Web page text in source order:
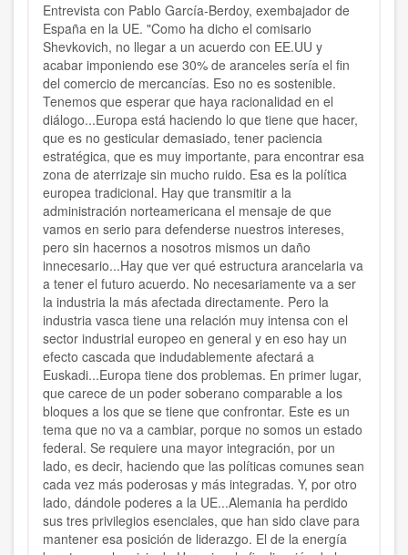
Entrevista con Pablo García-Berdoy, exembajador de
España en la UE. "Como ha dicho el comisario
Shevkovich, no llegar a un acuerdo con EE.UU y
acabar imponiendo ese 30% de aranceles sería el fin
del comercio de mercancías. Eso no es sostenible.
Tenemos que esperar que haya racionalidad en el
diálogo...Europa está haciendo lo que tiene que hacer,
que es no gesticular demasiado, tener paciencia
estratégica, que es muy importante, para encontrar esa
zona de aterrizaje sin mucho ruido. Esa es la política
europea tradicional. Hay que transmitir a la
administración norteamericana el mensaje de que
vamos en serio para defenderse nuestros intereses,
pero sin hacernos a nosotros mismos un daño
innecesario...Hay que ver qué estructura arancelaria va
a tener el futuro acuerdo. No necesariamente va a ser
la industria la más afectada directamente. Pero la
industria vasca tiene una relación muy intensa con el
sector industrial europeo en general y en eso hay un
efecto cascada que indudablemente afectará a
Euskadi...Europa tiene dos problemas. En primer lugar,
que carece de un poder soberano comparable a los
bloques a los que se tiene que confrontar. Este es un
tema que no va a cambiar, porque no somos un estado
federal. Se requiere una mayor integración, por un
lado, es decir, haciendo que las políticas comunes sean
cada vez más poderosas y más integradas. Y, por otro
lado, dándole poderes a la UE...Alemania ha perdido
sus tres privilegios esenciales, que han sido clave para
mantener esa posición de liderazgo. El de la energía